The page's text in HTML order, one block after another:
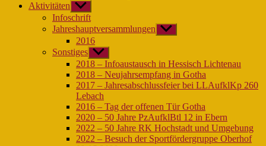
Aktivitäten Untermenü
anzeigen
Infoschrift
Jahreshauptversammlungen Untermenü
anzeigen
2016
Sonstiges Untermenü
anzeigen
2018 – Infoaustausch in Hessisch Lichtenau
2018 – Neujahrsempfang in Gotha
2017 – Jahresabschlussfeier bei LLAufklKp 260
Lebach
2016 – Tag der offenen Tür Gotha
2020 – 50 Jahre PzAufklBtl 12 in Ebern
2022 – 50 Jahre RK Hochstadt und Umgebung
2022 – Besuch der Sportfördergruppe Oberhof